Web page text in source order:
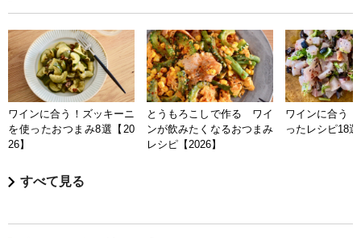
ワインに合う！ズッキーニ
を使ったおつまみ8選【20
26】
とうもろこしで作る ワイ
ンが飲みたくなるおつまみ
レシピ【2026】
ワインに合う
ったレシピ18
すべて見る